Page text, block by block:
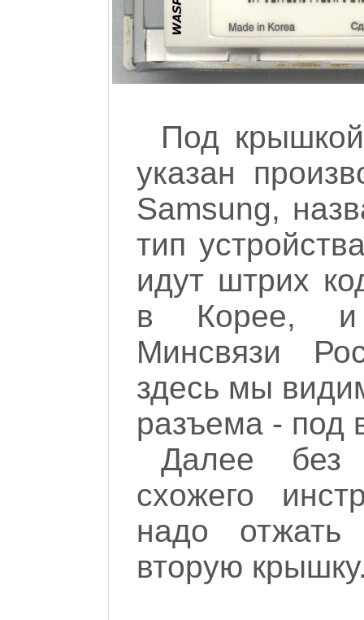
Под
указан
Samsung,
тип
идут штрих
в Корее, и
Минсвязи
здесь мы
разъема - под
Далее без
схожего
надо
вторую